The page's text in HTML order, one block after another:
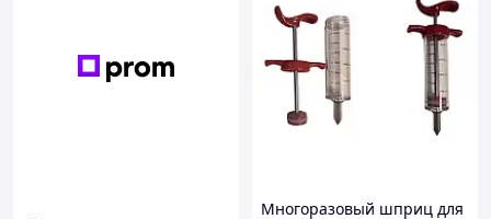
Многоразовый шприц для